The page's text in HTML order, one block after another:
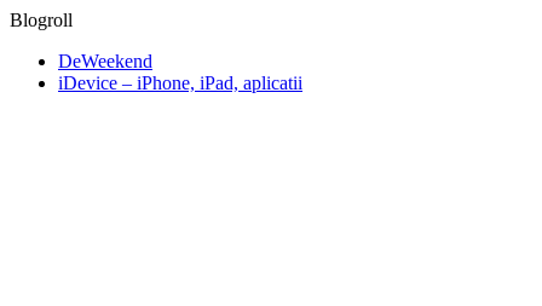
Blogroll
DeWeekend
iDevice – iPhone, iPad, aplicatii